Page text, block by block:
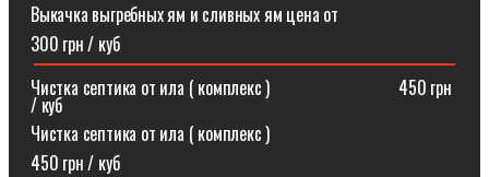
Выкачка выгребных ям и сливных ям цена от
300 грн / куб
Чистка септика от ила ( комплекс )⠀⠀⠀⠀⠀⠀⠀⠀⠀⠀450 грн
/ куб
Чистка септика от ила ( комплекс )
450 грн / куб